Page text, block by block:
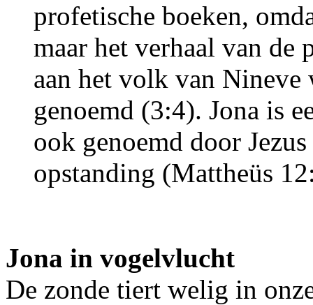
profetische boeken,
maar het verhaal van de
aan het volk van Nineve
genoemd (3:4). Jona is
ook genoemd door
opstanding (Mattheüs
Jona in vogelvlucht
De zonde tiert welig in